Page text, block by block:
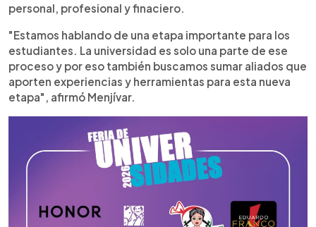
personal, profesional y finaciero.
"Estamos hablando de una etapa importante para los
estudiantes. La universidad es solo una parte de ese
proceso y por eso también buscamos sumar aliados que
aporten experiencias y herramientas para esta nueva
etapa", afirmó Menjívar.